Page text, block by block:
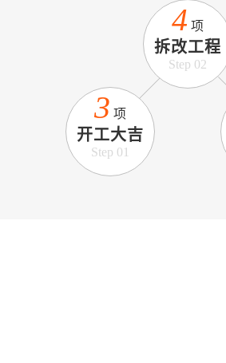
3 项
开工大吉
Step 01
4 项
拆改工程
Step 02